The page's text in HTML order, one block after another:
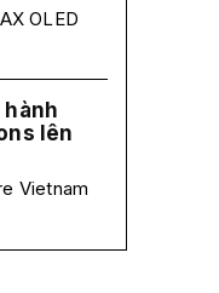
OLED
hành
lên
Vietnam